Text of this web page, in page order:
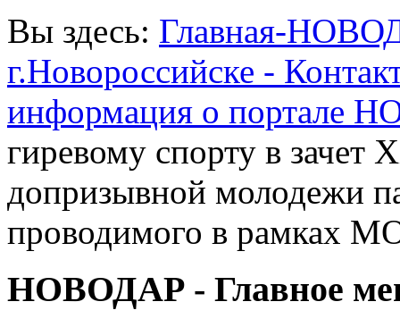
Вы здесь: Главная-
г.Новороссийске -
информация о портале
гиревому спорту в зачет
допризывной молодежи
проводимого в рамках
НОВОДАР - Главное